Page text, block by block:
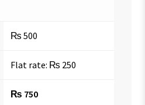
₨ 500
Flat rate: ₨ 250
₨ 750